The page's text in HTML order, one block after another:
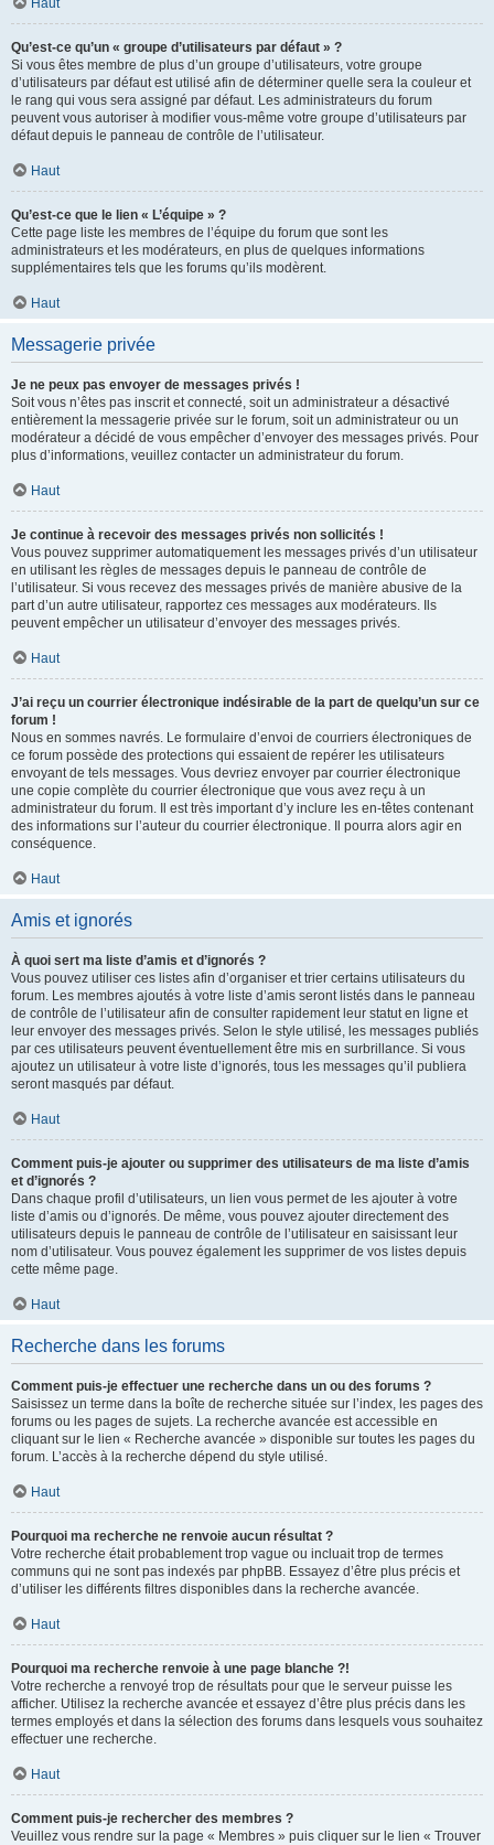
Haut
Qu’est-ce qu’un « groupe d’utilisateurs par défaut » ?
Si vous êtes membre de plus d’un groupe d’utilisateurs, votre groupe
d’utilisateurs par défaut est utilisé afin de déterminer quelle sera la couleur et
le rang qui vous sera assigné par défaut. Les administrateurs du forum
peuvent vous autoriser à modifier vous-même votre groupe d’utilisateurs par
défaut depuis le panneau de contrôle de l’utilisateur.
Haut
Qu’est-ce que le lien « L’équipe » ?
Cette page liste les membres de l’équipe du forum que sont les
administrateurs et les modérateurs, en plus de quelques informations
supplémentaires tels que les forums qu’ils modèrent.
Haut
Messagerie privée
Je ne peux pas envoyer de messages privés !
Soit vous n’êtes pas inscrit et connecté, soit un administrateur a désactivé
entièrement la messagerie privée sur le forum, soit un administrateur ou un
modérateur a décidé de vous empêcher d’envoyer des messages privés. Pour
plus d’informations, veuillez contacter un administrateur du forum.
Haut
Je continue à recevoir des messages privés non sollicités !
Vous pouvez supprimer automatiquement les messages privés d’un utilisateur
en utilisant les règles de messages depuis le panneau de contrôle de
l’utilisateur. Si vous recevez des messages privés de manière abusive de la
part d’un autre utilisateur, rapportez ces messages aux modérateurs. Ils
peuvent empêcher un utilisateur d’envoyer des messages privés.
Haut
J’ai reçu un courrier électronique indésirable de la part de quelqu’un sur ce
forum !
Nous en sommes navrés. Le formulaire d’envoi de courriers électroniques de
ce forum possède des protections qui essaient de repérer les utilisateurs
envoyant de tels messages. Vous devriez envoyer par courrier électronique
une copie complète du courrier électronique que vous avez reçu à un
administrateur du forum. Il est très important d’y inclure les en-têtes contenant
des informations sur l’auteur du courrier électronique. Il pourra alors agir en
conséquence.
Haut
Amis et ignorés
À quoi sert ma liste d’amis et d’ignorés ?
Vous pouvez utiliser ces listes afin d’organiser et trier certains utilisateurs du
forum. Les membres ajoutés à votre liste d’amis seront listés dans le panneau
de contrôle de l’utilisateur afin de consulter rapidement leur statut en ligne et
leur envoyer des messages privés. Selon le style utilisé, les messages publiés
par ces utilisateurs peuvent éventuellement être mis en surbrillance. Si vous
ajoutez un utilisateur à votre liste d’ignorés, tous les messages qu’il publiera
seront masqués par défaut.
Haut
Comment puis-je ajouter ou supprimer des utilisateurs de ma liste d’amis
et d’ignorés ?
Dans chaque profil d’utilisateurs, un lien vous permet de les ajouter à votre
liste d’amis ou d’ignorés. De même, vous pouvez ajouter directement des
utilisateurs depuis le panneau de contrôle de l’utilisateur en saisissant leur
nom d’utilisateur. Vous pouvez également les supprimer de vos listes depuis
cette même page.
Haut
Recherche dans les forums
Comment puis-je effectuer une recherche dans un ou des forums ?
Saisissez un terme dans la boîte de recherche située sur l’index, les pages des
forums ou les pages de sujets. La recherche avancée est accessible en
cliquant sur le lien « Recherche avancée » disponible sur toutes les pages du
forum. L’accès à la recherche dépend du style utilisé.
Haut
Pourquoi ma recherche ne renvoie aucun résultat ?
Votre recherche était probablement trop vague ou incluait trop de termes
communs qui ne sont pas indexés par phpBB. Essayez d’être plus précis et
d’utiliser les différents filtres disponibles dans la recherche avancée.
Haut
Pourquoi ma recherche renvoie à une page blanche ?!
Votre recherche a renvoyé trop de résultats pour que le serveur puisse les
afficher. Utilisez la recherche avancée et essayez d’être plus précis dans les
termes employés et dans la sélection des forums dans lesquels vous souhaitez
effectuer une recherche.
Haut
Comment puis-je rechercher des membres ?
Veuillez vous rendre sur la page « Membres » puis cliquer sur le lien « Trouver